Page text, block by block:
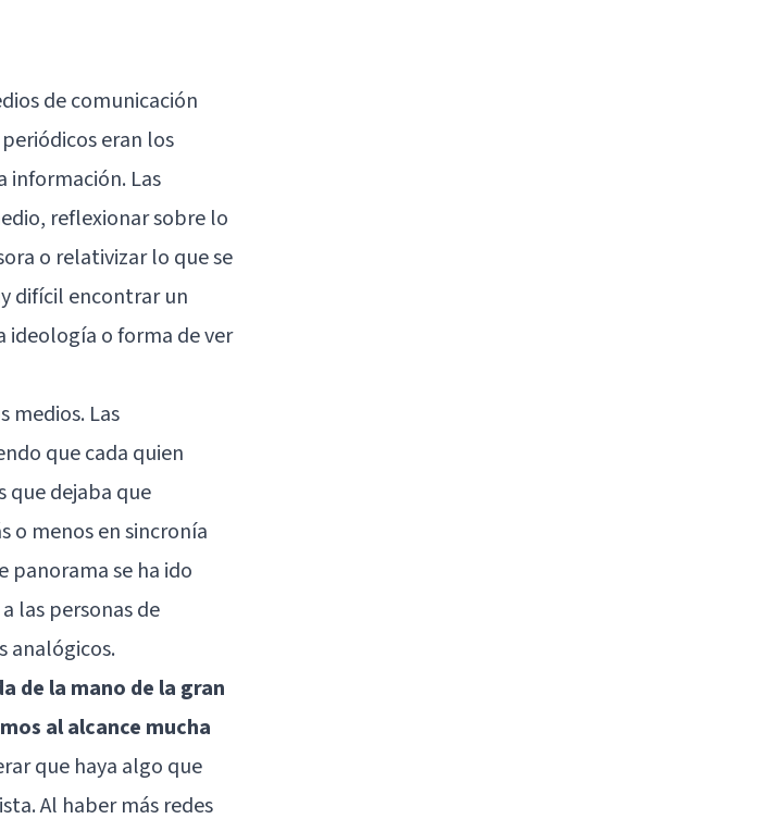
de comunicación
eran los
información. Las
reflexionar sobre lo
o relativizar lo que se
difícil encontrar un
ideología o forma de ver
medios. Las
que cada quien
que dejaba que
o menos en sincronía
panorama se ha ido
las personas de
analógicos.
de la mano de la gran
al alcance mucha
que haya algo que
Al haber más redes